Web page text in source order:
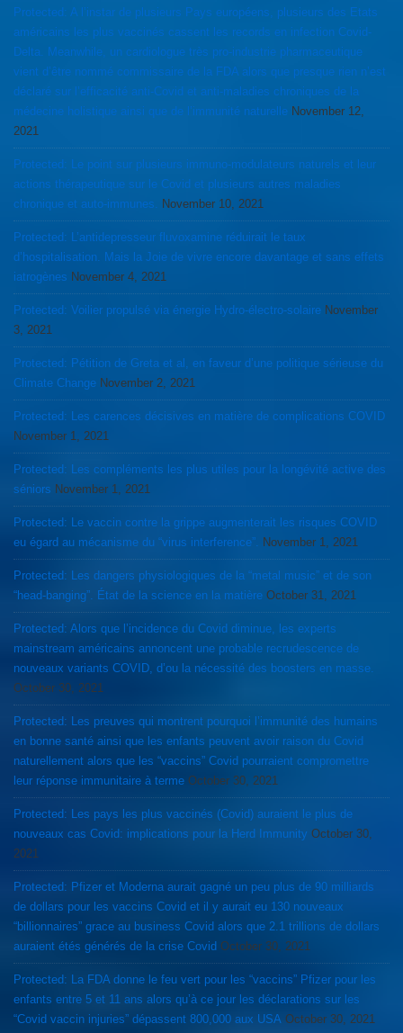
Protected: A l’instar de plusieurs Pays européens, plusieurs des Etats
américains les plus vaccinés cassent les records en infection Covid-
Delta. Meanwhile, un cardiologue très pro-industrie pharmaceutique
vient d’être nommé commissaire de la FDA alors que presque rien n’est
déclaré sur l’efficacité anti-Covid et anti-maladies chroniques de la
médecine holistique ainsi que de l’immunité naturelle November 12,
2021
Protected: Le point sur plusieurs immuno-modulateurs naturels et leur
actions thérapeutique sur le Covid et plusieurs autres maladies
chronique et auto-immunes.
November 10, 2021
Protected: L’antidepresseur fluvoxamine réduirait le taux
d’hospitalisation. Mais la Joie de vivre encore davantage et sans effets
iatrogènes November 4, 2021
Protected: Voilier propulsé via énergie Hydro-électro-solaire November
3, 2021
Protected: Pétition de Greta et al, en faveur d’une politique sérieuse du
Climate Change November 2, 2021
Protected: Les carences décisives en matière de complications COVID
November 1, 2021
Protected: Les compléments les plus utiles pour la longévité active des
séniors November 1, 2021
Protected: Le vaccin contre la grippe augmenterait les risques COVID
eu égard au mécanisme du “virus interference”. November 1, 2021
Protected: Les dangers physiologiques de la “metal music” et de son
“head-banging”. État de la science en la matière October 31, 2021
Protected: Alors que l’incidence du Covid diminue, les experts
mainstream américains annoncent une probable recrudescence de
nouveaux variants COVID, d’ou la nécessité des boosters en masse.
October 30, 2021
Protected: Les preuves qui montrent pourquoi l’immunité des humains
en bonne santé ainsi que les enfants peuvent avoir raison du Covid
naturellement alors que les “vaccins” Covid pourraient compromettre
leur réponse immunitaire à terme October 30, 2021
Protected: Les pays les plus vaccinés (Covid) auraient le plus de
nouveaux cas Covid: implications pour la Herd Immunity October 30,
2021
Protected: Pfizer et Moderna aurait gagné un peu plus de 90 milliards
de dollars pour les vaccins Covid et il y aurait eu 130 nouveaux
“billionnaires” grace au business Covid alors que 2.1 trillions de dollars
auraient étés générés de la crise Covid October 30, 2021
Protected: La FDA donne le feu vert pour les “vaccins” Pfizer pour les
enfants entre 5 et 11 ans alors qu’à ce jour les déclarations sur les
“Covid vaccin injuries” dépassent 800,000 aux USA October 30, 2021